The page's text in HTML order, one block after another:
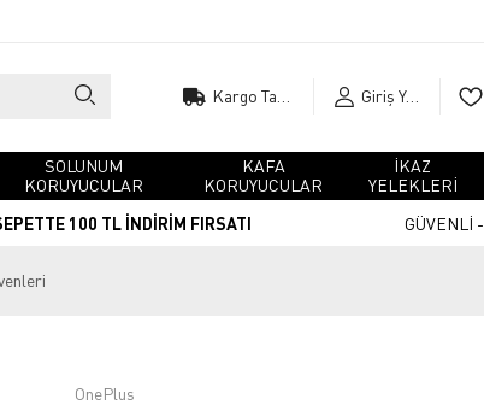
Giriş Yap
SOLUNUM
KORUYUCULAR
KAFA
KORUYUCULAR
İKAZ
YELEKLERİ
100 TL İNDİRİM FIRSATI GÜVENLİ -
OnePlus